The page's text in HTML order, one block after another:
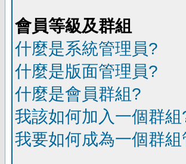
會員等級及群組
什麼是系統管理員?
什麼是版面管理員?
什麼是會員群組?
我該如何加入一個群組
我要如何成為一個群